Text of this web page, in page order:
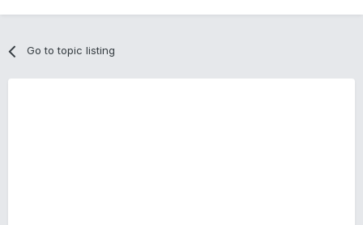
Go to topic listing